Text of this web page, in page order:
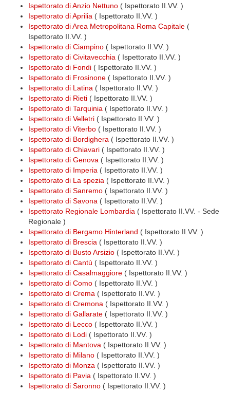
Ispettorato di Anzio Nettuno ( Ispettorato II.VV. )
Ispettorato di Aprilia ( Ispettorato II.VV. )
Ispettorato di Area Metropolitana Roma Capitale (
Ispettorato II.VV. )
Ispettorato di Ciampino ( Ispettorato II.VV. )
Ispettorato di Civitavecchia ( Ispettorato II.VV. )
Ispettorato di Fondi ( Ispettorato II.VV. )
Ispettorato di Frosinone ( Ispettorato II.VV. )
Ispettorato di Latina ( Ispettorato II.VV. )
Ispettorato di Rieti ( Ispettorato II.VV. )
Ispettorato di Tarquinia ( Ispettorato II.VV. )
Ispettorato di Velletri ( Ispettorato II.VV. )
Ispettorato di Viterbo ( Ispettorato II.VV. )
Ispettorato di Bordighera ( Ispettorato II.VV. )
Ispettorato di Chiavari ( Ispettorato II.VV. )
Ispettorato di Genova ( Ispettorato II.VV. )
Ispettorato di Imperia ( Ispettorato II.VV. )
Ispettorato di La spezia ( Ispettorato II.VV. )
Ispettorato di Sanremo ( Ispettorato II.VV. )
Ispettorato di Savona ( Ispettorato II.VV. )
Ispettorato Regionale Lombardia ( Ispettorato II.VV. - Sede
Regionale )
Ispettorato di Bergamo Hinterland ( Ispettorato II.VV. )
Ispettorato di Brescia ( Ispettorato II.VV. )
Ispettorato di Busto Arsizio ( Ispettorato II.VV. )
Ispettorato di Cantù ( Ispettorato II.VV. )
Ispettorato di Casalmaggiore ( Ispettorato II.VV. )
Ispettorato di Como ( Ispettorato II.VV. )
Ispettorato di Crema ( Ispettorato II.VV. )
Ispettorato di Cremona ( Ispettorato II.VV. )
Ispettorato di Gallarate ( Ispettorato II.VV. )
Ispettorato di Lecco ( Ispettorato II.VV. )
Ispettorato di Lodi ( Ispettorato II.VV. )
Ispettorato di Mantova ( Ispettorato II.VV. )
Ispettorato di Milano ( Ispettorato II.VV. )
Ispettorato di Monza ( Ispettorato II.VV. )
Ispettorato di Pavia ( Ispettorato II.VV. )
Ispettorato di Saronno ( Ispettorato II.VV. )